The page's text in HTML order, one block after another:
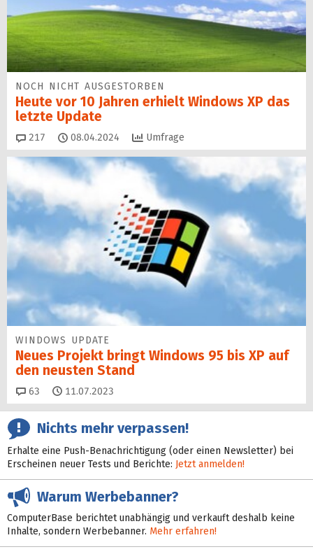
NOCH NICHT AUSGESTORBEN
Heute vor 10 Jahren erhielt Windows XP das
letzte Update
217 Kommentare
08.04.2024 Umfrage
WINDOWS UPDATE
Neues Projekt bringt Windows 95 bis XP auf
den neusten Stand
63 Kommentare
11.07.2023
Nichts mehr verpassen!
Erhalte eine Push-Benachrichtigung (oder einen Newsletter) bei
Erscheinen neuer Tests und Berichte: Jetzt anmelden!
Warum Werbebanner?
ComputerBase berichtet unabhängig und verkauft deshalb keine
Inhalte, sondern Werbebanner. Mehr erfahren!